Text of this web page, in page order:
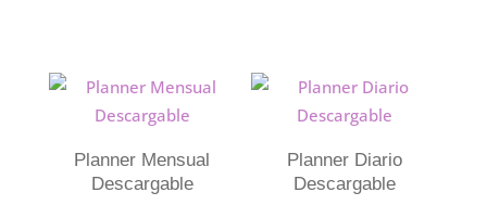
Planner Mensual
Descargable
Planner Diario
Descargable